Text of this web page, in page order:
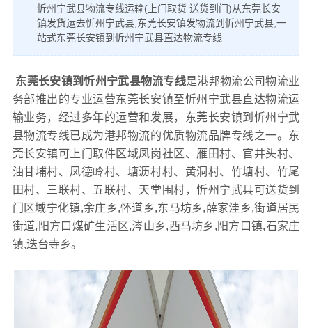
忻州宁武县物流专线运输(上门取货 送货到门)从东莞长安
镇发货运去忻州宁武县,东莞长安镇发物流到忻州宁武县,一
站式东莞长安镇到忻州宁武县直达物流专线
东莞长安镇到忻州宁武县物流专线是港邦物流公司物流业
务部推出的专业运营东莞长安镇至忻州宁武县直达物流运
输业务，经过多年的运营和发展，东莞长安镇到忻州宁武
县物流专线已成为港邦物流的优质物流品牌专线之一。东
莞长安镇可上门取件区域凤岗社区、雁田村、官井头村、
油甘埔村、凤德岭村、塘沥村村、黄洞村、竹塘村、竹尾
田村、三联村、五联村、天堂围村，忻州宁武县可送货到
门区域宁化镇,余庄乡,怀道乡,东马坊乡,薛家洼乡,街道居民
街道,阳方口煤矿生活区,涔山乡,西马坊乡,阳方口镇,石家庄
镇,迭台寺乡。